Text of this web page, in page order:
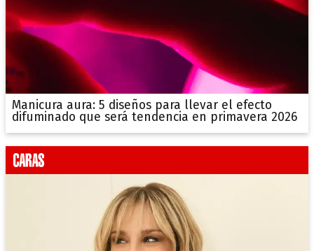
Manicura aura: 5 diseños para llevar el efecto
difuminado que será tendencia en primavera 2026